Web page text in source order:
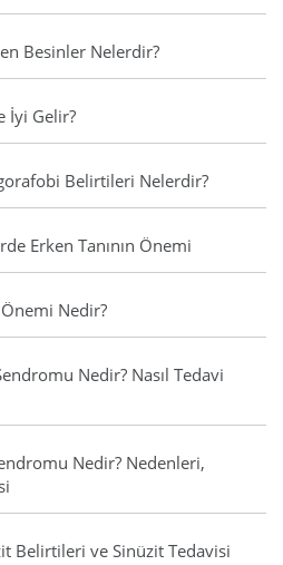
Besinler Nelerdir?
İyi Gelir?
Belirtileri Nelerdir?
Erken Tanının Önemi
Önemi Nedir?
Nedir? Nasıl Tedavi
Nedir? Nedenleri,
Belirtileri ve Sinüzit Tedavisi